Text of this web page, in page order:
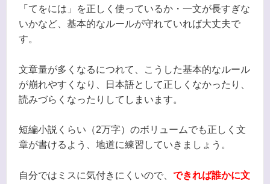
「てをには」を正しく使っているか・一文が長すぎな
いかなど、基本的なルールが守れていれば大丈夫で
す。
文章量が多くなるにつれて、こうした基本的なルール
が崩れやすくなり、日本語として正しくなかったり、
読みづらくなったりしてしまいます。
短編小説くらい（2万字）のボリュームでも正しく文
章が書けるよう、地道に練習していきましょう。
自分ではミスに気付きにくいので、 できれば誰かに文